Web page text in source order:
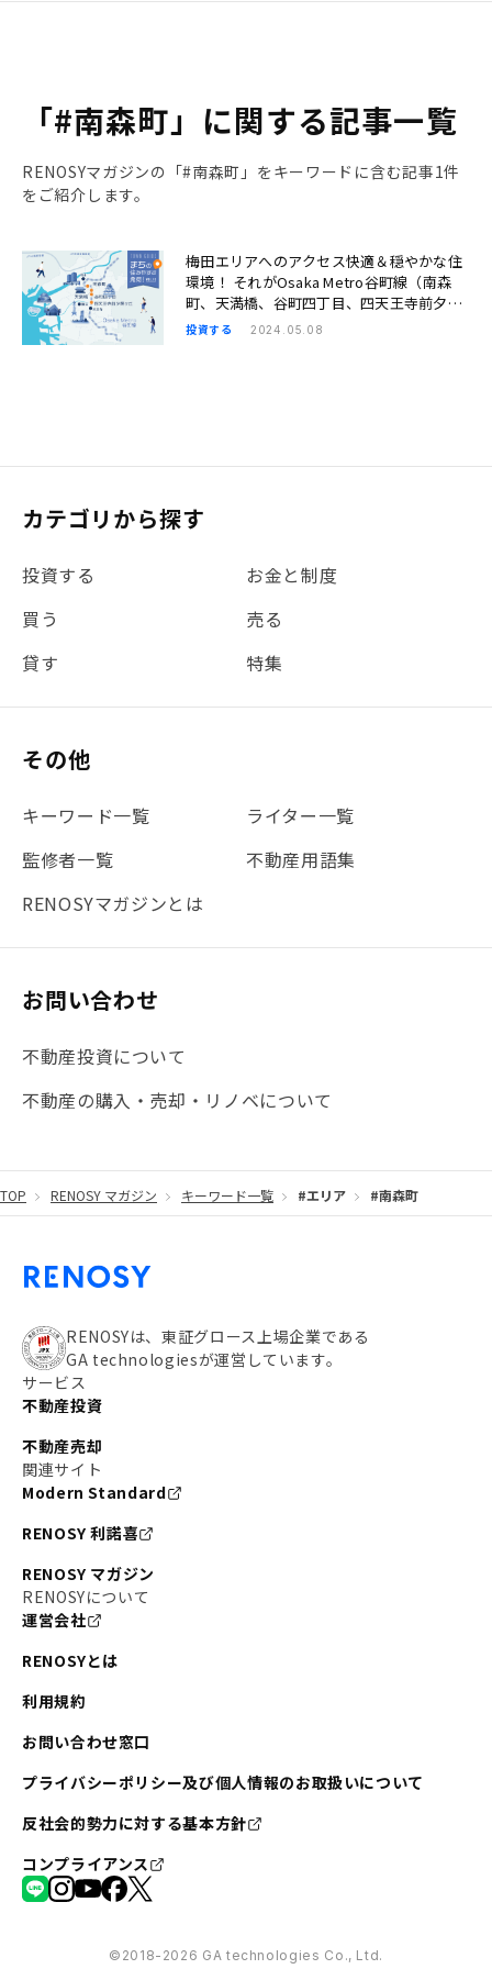
「#南森町」に関する記事一覧
RENOSYマガジンの「#南森町」をキーワードに含む記事1件
をご紹介します。
梅田エリアへのアクセス快適＆穏やかな住
環境！ それがOsaka Metro谷町線（南森
町、天満橋、谷町四丁目、四天王寺前夕陽
ヶ丘）の良さ｜まちの住みやすさ発見
投資する 2024.05.08
カテゴリから探す
投資する
お金と制度
買う
売る
貸す
特集
その他
キーワード一覧
ライター一覧
監修者一覧
不動産用語集
RENOSYマガジンとは
お問い合わせ
不動産投資について
不動産の購入・売却・リノベについて
TOP RENOSY マガジン キーワード一覧 #エリア #南森町
RENOSYは、東証グロース上場企業である
GA technologiesが運営しています。
サービス
不動産投資
不動産売却
関連サイト
Modern Standard
RENOSY 利諾喜
RENOSY マガジン
RENOSYについて
運営会社
RENOSYとは
利用規約
お問い合わせ窓口
プライバシーポリシー及び個人情報のお取扱いについて
反社会的勢力に対する基本方針
コンプライアンス
©︎2018-2026 GA technologies Co., Ltd.